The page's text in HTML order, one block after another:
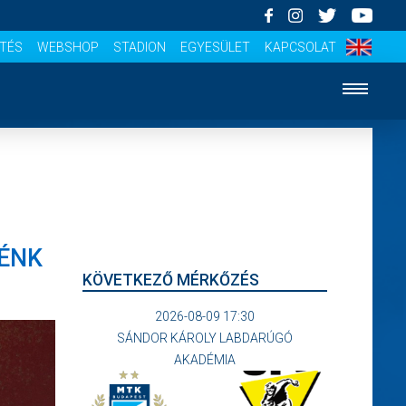
WEBSHOP STADION EGYESÜLET KAPCSOLAT
KÖVETKEZŐ MÉRKŐZÉS
2026-08-09 17:30
SÁNDOR KÁROLY LABDARÚGÓ
AKADÉMIA